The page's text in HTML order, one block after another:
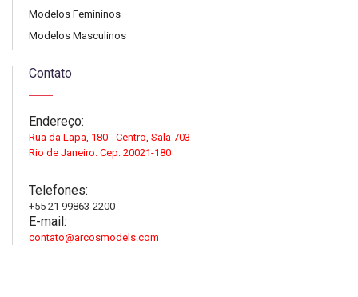
Modelos Femininos
Modelos Masculinos
Contato
Endereço:
Rua da Lapa, 180 - Centro, Sala 703
Rio de Janeiro. Cep: 20021-180
Telefones:
+55 21 99863-2200
E-mail:
contato@arcosmodels.com